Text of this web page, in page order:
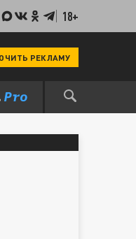
18+
РЕКЛАМУ